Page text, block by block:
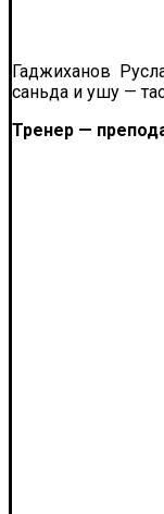
Гаджиханов
саньда и ушу —
Тренер —